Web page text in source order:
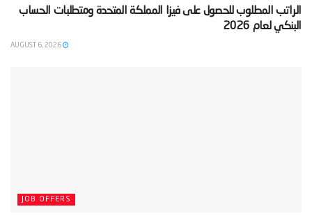
‫الراتب المطلوب للحصول على فيزا المملكة المتحدة ومتطلبات الحساب
البنكي لعام 2026‬
JOB OFFERS